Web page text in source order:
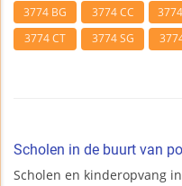
3774 BG
3774 CC
3774 CT
3774 SG
Scholen in de buurt van
Scholen en kinderopvang